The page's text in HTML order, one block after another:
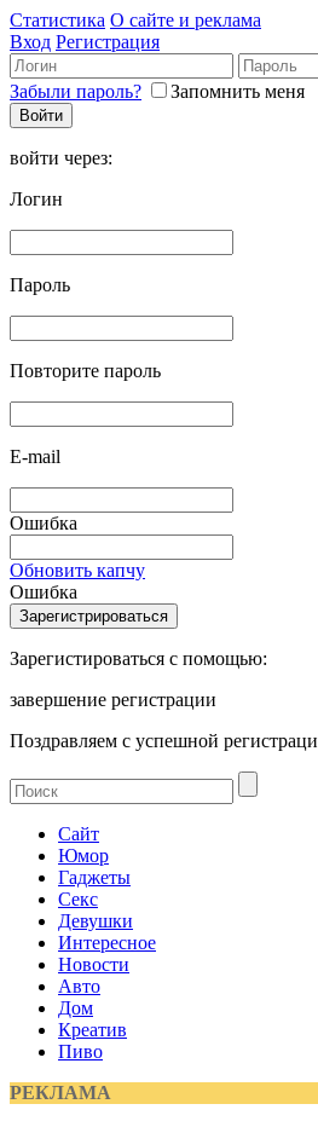
Статистика О сайте и реклама
Вход Регистрация
Забыли пароль? Запомнить меня
войти через:
Логин
Пароль
Повторите пароль
E-mail
Ошибка
Обновить капчу
Ошибка
Зарегистироваться с помощью:
завершение регистрации
Поздравляем с успешной
Сайт
Юмор
Гаджеты
Секс
Девушки
Интересное
Новости
Авто
Дом
Креатив
Пиво
РЕКЛАМА